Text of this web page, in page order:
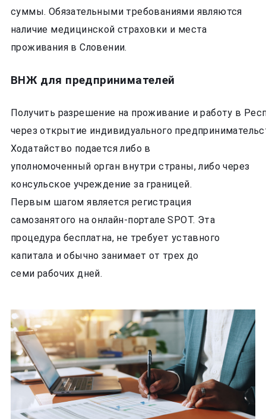
суммы. Обязательными требованиями являются
наличие медицинской страховки и места
проживания в Словении.
ВНЖ для предпринимателей
Получить разрешение на проживание и работу в
через открытие индивидуального
Ходатайство подается либо в
уполномоченный орган внутри страны, либо через
консульское учреждение за границей.
Первым шагом является регистрация
самозанятого на онлайн-портале SPOT. Эта
процедура бесплатна, не требует уставного
капитала и обычно занимает от трех до
семи рабочих дней.